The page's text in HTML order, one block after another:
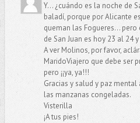
Y... ¿cuándo es la noche de
baladí, porque por Alicante
queman las Fogueres...
de San Juan es hoy 23 al 24
A ver Molinos, por favor,
MaridoViajero que debe ser
pero ¡¡ya, ya!!!
Gracias y salud y paz
las manzanas congeladas.
Visterilla
¡A tus pies!